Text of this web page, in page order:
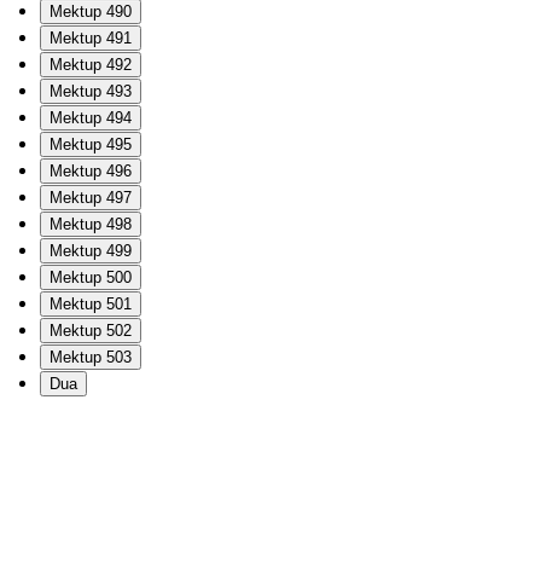
Mektup 490
Mektup 491
Mektup 492
Mektup 493
Mektup 494
Mektup 495
Mektup 496
Mektup 497
Mektup 498
Mektup 499
Mektup 500
Mektup 501
Mektup 502
Mektup 503
Dua